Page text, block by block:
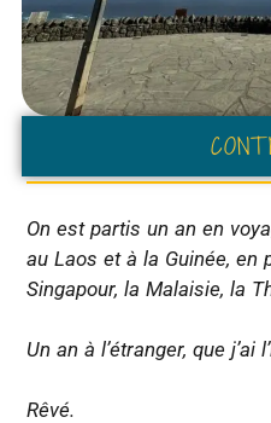
On est partis un an en
au Laos et à la Guinée, en
Singapour, la Malaisie, la
Un an à l’étranger, que j’ai
Rêvé.